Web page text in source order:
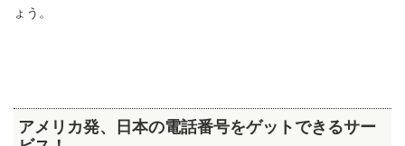
ょう。
アメリカ発、日本の電話番号をゲットできるサー